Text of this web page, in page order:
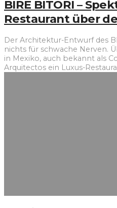
BIRE BITORI –
Restaurant über
Der Architektur-Entwurf des
nichts für schwache Nerven.
in Mexiko, auch bekannt als
Arquitectos ein Luxus-